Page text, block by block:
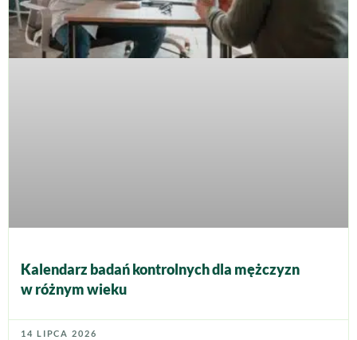
Kalendarz badań kontrolnych dla mężczyzn
w różnym wieku
14 LIPCA 2026